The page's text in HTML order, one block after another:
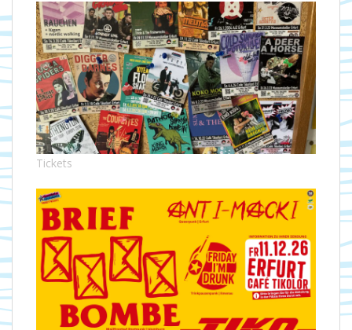
Tickets